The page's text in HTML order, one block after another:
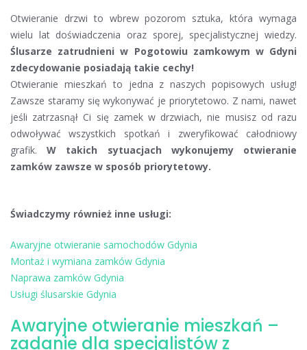
Otwieranie drzwi to wbrew pozorom sztuka, która wymaga
wielu lat doświadczenia oraz sporej, specjalistycznej wiedzy.
Ślusarze zatrudnieni w Pogotowiu zamkowym w Gdyni
zdecydowanie posiadają takie cechy!
Otwieranie mieszkań to jedna z naszych popisowych usług!
Zawsze staramy się wykonywać je priorytetowo. Z nami, nawet
jeśli zatrzasnął Ci się zamek w drzwiach, nie musisz od razu
odwoływać wszystkich spotkań i zweryfikować całodniowy
grafik.W takich sytuacjach wykonujemy otwieranie
zamków zawsze w sposób priorytetowy.
Świadczymy również inne usługi:
Awaryjne otwieranie samochodów Gdynia
Montaż i wymiana zamków Gdynia
Naprawa zamków Gdynia
Usługi ślusarskie Gdynia
Awaryjne otwieranie mieszkań –
zadanie dla specjalistów z